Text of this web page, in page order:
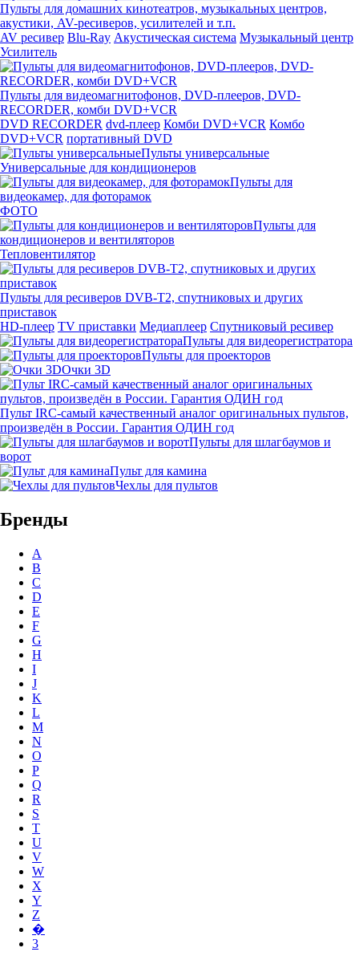
Пульты для домашних кинотеатров, музыкальных центров,
акустики, AV-ресиверов, усилителей и т.п.
AV ресивер Blu-Ray Акустическая система Музыкальный центр
Усилитель
Пульты для видеомагнитофонов, DVD-плееров, DVD-
RECORDER, комби DVD+VCR
DVD RECORDER dvd-плеер Комби DVD+VCR Комбо
DVD+VCR портативный DVD
Пульты универсальные
Универсальные для кондиционеров
Пульты для
видеокамер, для фоторамок
ФОТО
Пульты для
кондиционеров и вентиляторов
Тепловентилятор
Пульты для ресиверов DVB-T2, спутниковых и других
приставок
HD-плеер TV приставки Медиаплеер Спутниковый ресивер
Пульты для видеорегистратора
Пульты для проекторов
Очки 3D
Пульт IRC-самый качественный аналог оригинальных пультов,
произведён в России. Гарантия ОДИН год
Пульты для шлагбаумов и
ворот
Пульт для камина
Чехлы для пультов
Бренды
A
B
C
D
E
F
G
H
I
J
K
L
M
N
O
P
Q
R
S
T
U
V
W
X
Y
Z
�
3